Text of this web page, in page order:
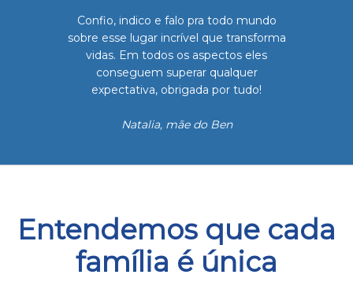
Confio, indico e falo pra todo mundo
sobre esse lugar incrível que transforma
vidas. Em todos os aspectos eles
conseguem superar qualquer
expectativa, obrigada por tudo!
Natalia, mãe do Ben
Entendemos que cada
família é única